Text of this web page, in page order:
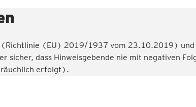
(Richtlinie (EU) 2019/1937 vom 23.10.2019) und
sicher, dass Hinweisgebende nie mit negativen
erfolgt).